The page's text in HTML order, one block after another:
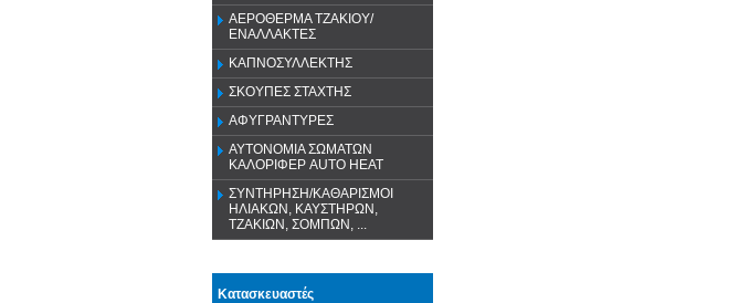
ΑΕΡΟΘΕΡΜΑ ΤΖΑΚΙΟΥ/
ΕΝΑΛΛΑΚΤΕΣ
ΚΑΠΝΟΣΥΛΛΕΚΤΗΣ
ΣΚΟΥΠΕΣ ΣΤΑΧΤΗΣ
ΑΦΥΓΡΑΝΤΥΡΕΣ
ΑΥΤΟΝΟΜΙΑ ΣΩΜΑΤΩΝ
ΚΑΛΟΡΙΦΕΡ AUTO HEAT
ΣΥΝΤΗΡΗΣΗ/ΚΑΘΑΡΙΣΜΟΙ
ΗΛΙΑΚΩΝ, ΚΑΥΣΤΗΡΩΝ,
ΤΖΑΚΙΩΝ, ΣΟΜΠΩΝ, ...
Κατασκευαστές